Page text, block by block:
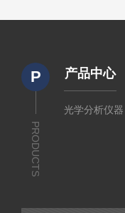
P
PRODUCTS
产品中心
光学分析仪器